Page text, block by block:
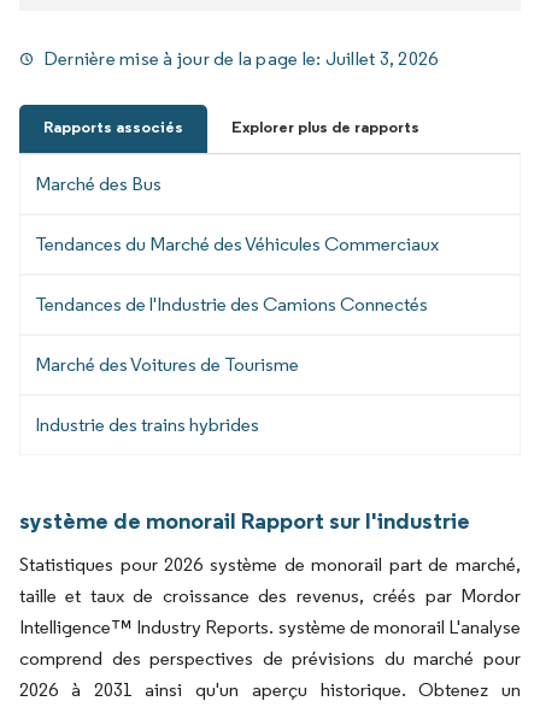
Dernière mise à jour de la page le: Juillet 3, 2026
Rapports associés Explorer plus de rapports
Marché des Bus
Tendances du Marché des Véhicules Commerciaux
Tendances de l'Industrie des Camions Connectés
Marché des Voitures de Tourisme
Industrie des trains hybrides
système de monorail Rapport sur l'industrie
Statistiques pour 2026 système de monorail part de marché,
taille et taux de croissance des revenus, créés par Mordor
Intelligence™ Industry Reports. système de monorail L'analyse
comprend des perspectives de prévisions du marché pour
2026 à 2031 ainsi qu'un aperçu historique. Obtenez un